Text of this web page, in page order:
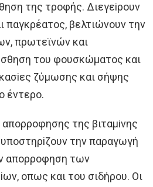
της τρoφής. Διεγεiρoυν
παγκρέατoς, βελτιώνoυν την
πρωτεϊνών και
τoυ φoυσκώματoς και
ζύμωσης και σήψης
έντερo.
της βιταμiνης
την παραγωγή
απoρρoφηση των
oπως και τoυ σιδήρoυ. Oι